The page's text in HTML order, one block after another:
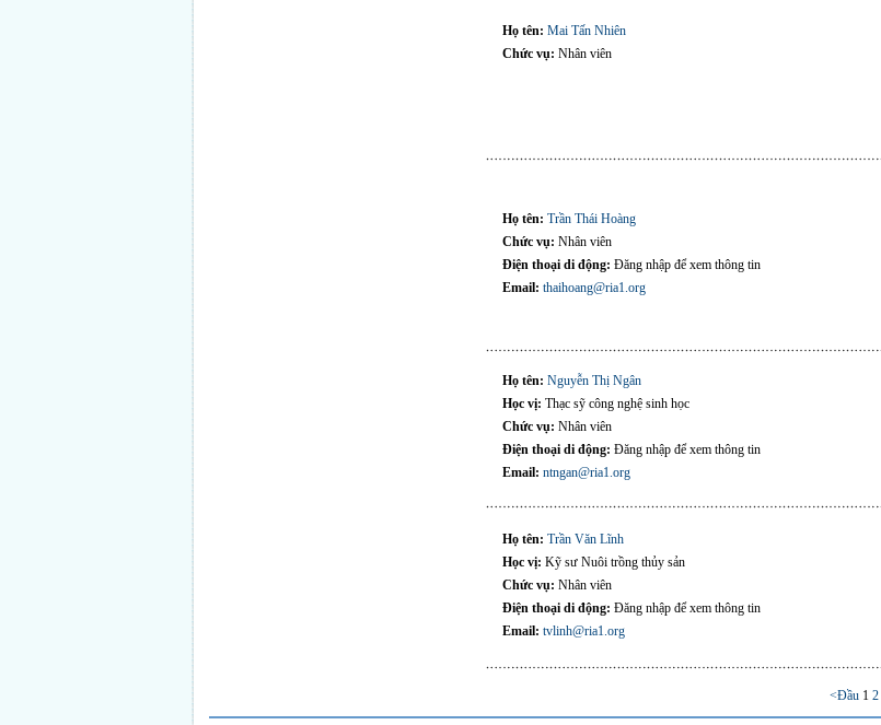
Họ tên: Mai Tấn Nhiên
Chức vụ: Nhân viên
Họ tên: Trần Thái Hoàng
Chức vụ: Nhân viên
Điện thoại di động: Đăng nhập để xem thông tin
Email: thaihoang@ria1.org
Họ tên: Nguyễn Thị Ngân
Học vị: Thạc sỹ công nghệ sinh học
Chức vụ: Nhân viên
Điện thoại di động: Đăng nhập để xem thông tin
Email: ntngan@ria1.org
Họ tên: Trần Văn Lĩnh
Học vị: Kỹ sư Nuôi trồng thủy sản
Chức vụ: Nhân viên
Điện thoại di động: Đăng nhập để xem thông tin
Email: tvlinh@ria1.org
<Đầu 1 2